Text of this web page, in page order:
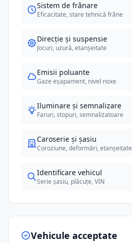
Sistem de frânare
Eficacitate, stare tehnică frâne
Direcție și suspensie
Jocuri, uzură, etanșeitate
Emisii poluante
Gaze eșapament, nivel noxe
Iluminare și semnalizare
Faruri, stopuri, semnalizatoare
Caroserie și șasiu
Coroziune, deformări, etanșeitate
Identificare vehicul
Serie șasiu, plăcuțe, VIN
Vehicule acceptate